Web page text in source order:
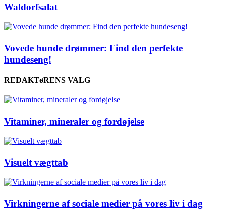
Waldorfsalat
Vovede hunde drømmer: Find den perfekte
hundeseng!
REDAKTøRENS VALG
Vitaminer, mineraler og fordøjelse
Visuelt vægttab
Virkningerne af sociale medier på vores liv i dag